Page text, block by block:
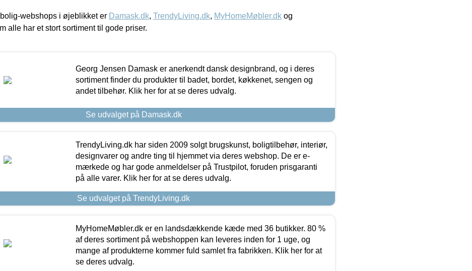
webshops i øjeblikket er Damask.dk, TrendyLiving.dk, MyHomeMøbler.dk og
alle har et stort sortiment til gode priser.
Georg Jensen Damask er anerkendt dansk designbrand, og i deres
sortiment finder du produkter til badet, bordet, køkkenet, sengen og
andet tilbehør. Klik her for at se deres udvalg.
Se udvalget på Damask.dk
TrendyLiving.dk har siden 2009 solgt brugskunst, boligtilbehør, interiør,
designvarer og andre ting til hjemmet via deres webshop. De er e-
mærkede og har gode anmeldelser på Trustpilot, foruden prisgaranti
på alle varer. Klik her for at se deres udvalg.
Se udvalget på TrendyLiving.dk
MyHomeMøbler.dk er en landsdækkende kæde med 36 butikker. 80 %
af deres sortiment på webshoppen kan leveres inden for 1 uge, og
mange af produkterne kommer fuld samlet fra fabrikken. Klik her for at
se deres udvalg.